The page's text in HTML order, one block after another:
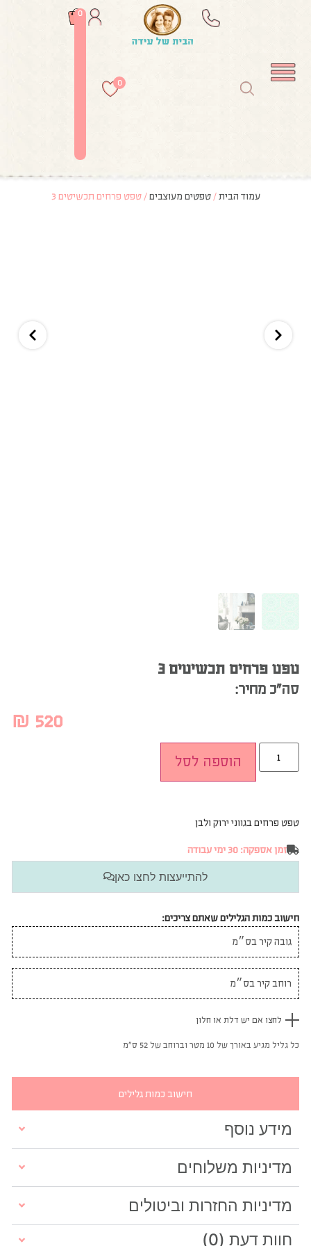
0
0
עמוד הבית/טפטים מעוצבים/ טפט פרחים תכשיטים 3
טפט פרחים תכשיטים 3
סה”כ מחיר:
₪ 520
הוספה לסל
טפט פרחים בגווני ירוק ולבן
זמן אספקה: 30 ימי עבודה
להתייעצות לחצו כאן
חישוב כמות הגלילים שאתם צריכים:
לחצו אם יש דלת או חלון
כל גליל מגיע באורך של 10 מטר וברוחב של 52 ס"מ
חישוב כמות גלילים
מידע נוסף
מדיניות משלוחים
מדיניות החזרות וביטולים
חוות דעת (0)